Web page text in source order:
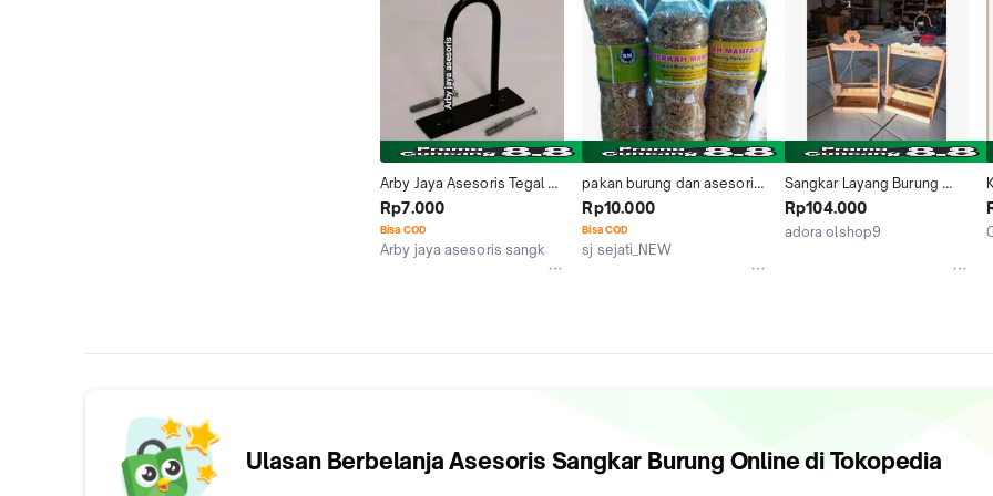
Arby Jaya Asesoris Tegal
Gantungan Plafon Motif U
untuk Sangkar Burung
dengan Baut dan Konektor
Rp7.000
Bisa COD
Arby jaya asesoris sangkar
pakan burung dan asesoris
sangkar burung
Rp10.000
Bisa COD
sj sejati_NEW
Sangkar Layang Burung
Lovebird Parkit Kutilang
Derkuku Trucuk DLL Full
Rp104.000
adora olshop9
Ulasan BerbelanjaAsesoris Sangkar Burung Online di Tokopedia